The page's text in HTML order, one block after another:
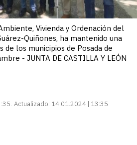
Vivienda y Ordenación del
Quiñones, ha mantenido una
de los municipios de Posada de
- JUNTA DE CASTILLA Y LEÓN
Actualizado: 14.01.2024 | 13:35